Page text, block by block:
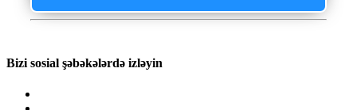
Bizi sosial şəbəkələrdə izləyin